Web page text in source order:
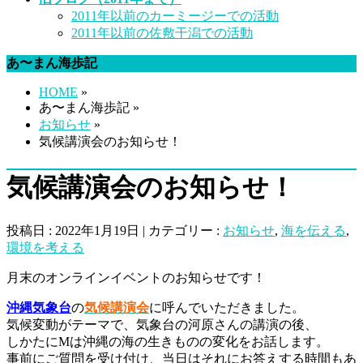
2011年以前のカーミージーでの活動
2011年以前の佐敷干潟での活動
あ〜まん海歩記
HOME »
あ〜まん海歩記 »
お知らせ »
気候講演会のお知らせ！
気候講演会のお知らせ！
投稿日 : 2022年1月19日 | カテゴリー : お知らせ, 海を伝える,
環境を考える
月末のオンラインイベントのお知らせです！
沖縄気象台の気候講演会に呼んでいただきました。
気候変動がテーマで、気象台の河原さんの講演の後、
しかたにMは沖縄の海の生きものの変化をお話します。
事前にご質問を受け付け、当日はそれにお答えする時間もあ